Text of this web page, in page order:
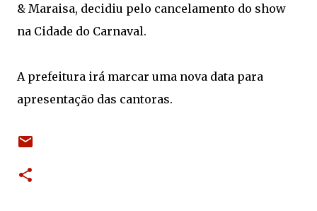
& Maraisa, decidiu pelo cancelamento do show
na Cidade do Carnaval.
A prefeitura irá marcar uma nova data para
apresentação das cantoras.